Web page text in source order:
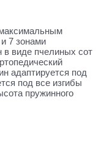
7 зонами
в виде пчелиных сот
адаптируется под
под все изгибы
пружинного